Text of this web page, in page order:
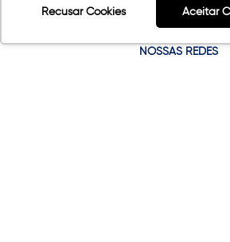
Recusar Cookies Aceitar
CONTATO
NOSSAS REDES